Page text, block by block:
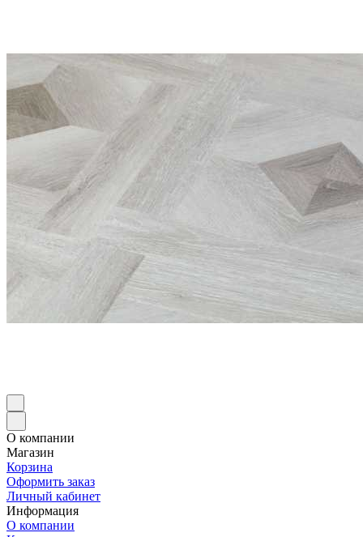
О компании
Магазин
Корзина
Оформить заказ
Личный кабинет
Информация
О компании